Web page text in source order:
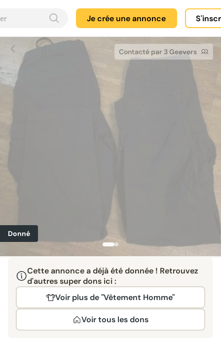
Je crée une annonce
Contacté par 3 Geevers
Donné
Cette annonce a déjà été donnée ! Retrouvez
d'autres super dons ici :
Voir plus de "Vêtement Homme"
Voir tous les dons